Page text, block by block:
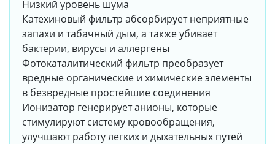
Низкий уровень шума
Катехиновый фильтр абсорбирует неприятные
запахи и табачный дым, а также убивает
бактерии, вирусы и аллергены
Фотокаталитический фильтр преобразует
вредные органические и химические элементы
в безвредные простейшие соединения
Ионизатор генерирует анионы, которые
стимулируют систему кровообращения,
улучшают работу легких и дыхательных путей